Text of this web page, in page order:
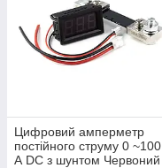
Цифровий амперметр
постійного струму 0 ~100
А DC з шунтом Червоний